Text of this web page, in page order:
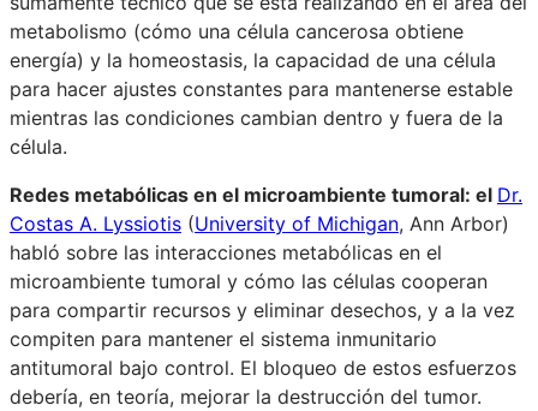
metabolismo (cómo una célula cancerosa obtiene
energía) y la homeostasis, la capacidad de una célula
para hacer ajustes constantes para mantenerse estable
mientras las condiciones cambian dentro y fuera de la
célula.
Redes metabólicas en el microambiente tumoral: el Dr.
Costas A. Lyssiotis (University of Michigan, Ann Arbor)
habló sobre las interacciones metabólicas en el
microambiente tumoral y cómo las células cooperan
para compartir recursos y eliminar desechos, y a la vez
compiten para mantener el sistema inmunitario
antitumoral bajo control. El bloqueo de estos esfuerzos
debería, en teoría, mejorar la destrucción del tumor.